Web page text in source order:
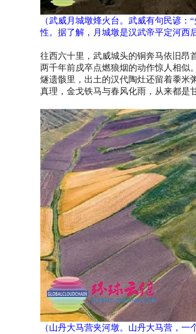
（武威月城墩烽火台。武威有句民谚：
性。据了解，月城墩是汉武帝平定河西
往西六十里，武威城头的铜奔马依旧昂
两千年前戍卒点燃狼烟的动作惊人相似
燧遗骸里，出土的汉代陶灶还留着黍米
真理，金戈铁马与春风化雨，从来都是
（ 山丹大马营夹河墩。山丹大马营，一